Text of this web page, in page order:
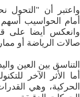
واعتبر أن "التحول
أمام الحواسيب أسهم
وانعكس أيضا على
صالات الرياضة أو
التناسق بين العين
أما الأثر الآخر
الحركية، وهي